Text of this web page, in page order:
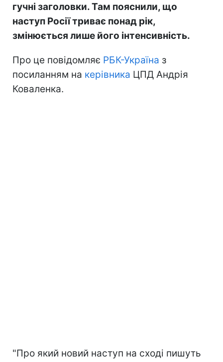
гучні заголовки. Там пояснили, що
наступ Росії триває понад рік,
змінюється лише його інтенсивність.
Про це повідомляє РБК-Україна з
посиланням на керівника ЦПД Андрія
Коваленка.
"Про який новий наступ на сході пишуть